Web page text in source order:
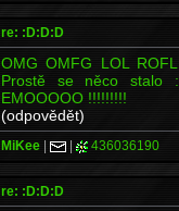
re: :D:D:D
OMG OMFG LOL
Prostě se něco stalo
EMOOOOO !!!!!!!!!
(odpovědět)
MiKee | | 436036190
re: :D:D:D